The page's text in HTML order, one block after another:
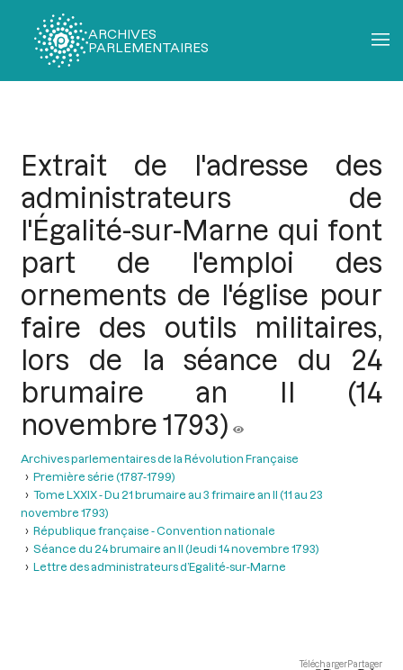
ARCHIVES
PARLEMENTAIRES
Extrait de l'adresse des
administrateurs de
l'Égalité-sur-Marne qui font
part de l'emploi des
ornements de l'église pour
faire des outils militaires,
lors de la séance du 24
brumaire an II (14
novembre 1793)
Archives parlementaires de la Révolution Française
Première série (1787-1799)
Tome LXXIX - Du 21 brumaire au 3 frimaire an II (11 au 23
novembre 1793)
République française - Convention nationale
Séance du 24 brumaire an II (Jeudi 14 novembre 1793)
Lettre des administrateurs d’Egalité-sur-Marne
TéléchargerPartager